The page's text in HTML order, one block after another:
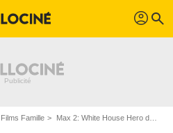
profil search
Films Famille Max 2: White House Hero de Brian Levant